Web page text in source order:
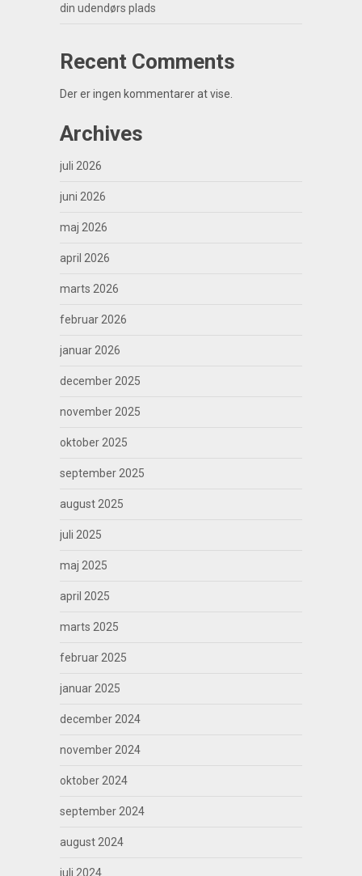
din udendørs plads
Recent Comments
Der er ingen kommentarer at vise.
Archives
juli 2026
juni 2026
maj 2026
april 2026
marts 2026
februar 2026
januar 2026
december 2025
november 2025
oktober 2025
september 2025
august 2025
juli 2025
maj 2025
april 2025
marts 2025
februar 2025
januar 2025
december 2024
november 2024
oktober 2024
september 2024
august 2024
juli 2024